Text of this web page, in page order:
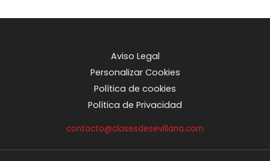
Aviso Legal
Personalizar Cookies
Política de cookies
Política de Privacidad
contacto@clasesdesevillana.com